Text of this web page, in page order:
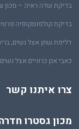
בדיקת שדה ראיה – מכון
בדיקת קולפוסקופיה
דליפת שתן אצל נשים,
כאבי אגן כרוניים אצל
צרו איתנו קשר
מכון גסטרו